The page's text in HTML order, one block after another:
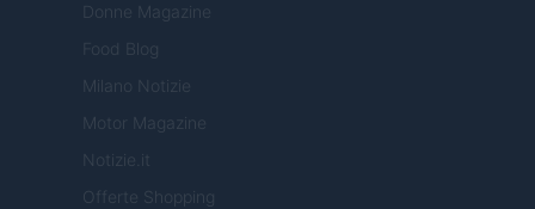
Donne Magazine
Food Blog
Milano Notizie
Motor Magazine
Notizie.it
Offerte Shopping